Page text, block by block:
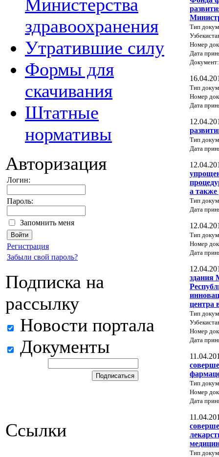
Министерства
здравоохранения
Утратившие силу
Формы для
скачивания
Штатные
нормативы
Авторизация
Логин:
Пароль:
Запомнить меня
Регистрация
Забыли свой пароль?
Подписка на
рассылку
Новости портала
Документы
Ссылки
Тип
Номер
Дата
Тип
Номер
Дата
Тип
Дата
а также
Тип
Дата
Тип
Номер
Дата
здания
центра
Тип
Номер
Дата
Тип
Номер
Дата
Тип